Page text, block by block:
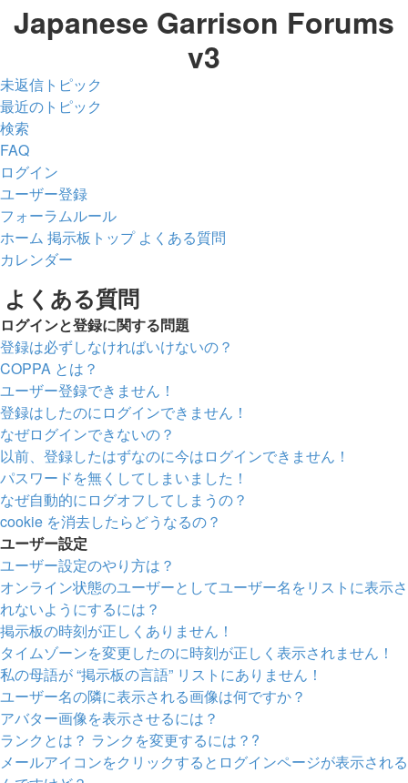
Japanese Garrison Forums
v3
未返信トピック
最近のトピック
検索
FAQ
ログイン
ユーザー登録
フォーラムルール
ホーム 掲示板トップ よくある質問
カレンダー
索よくある質問
ログインと登録に関する問題
登録は必ずしなければいけないの？
COPPA とは？
ユーザー登録できません！
登録はしたのにログインできません！
なぜログインできないの？
以前、登録したはずなのに今はログインできません！
パスワードを無くしてしまいました！
なぜ自動的にログオフしてしまうの？
cookie を消去したらどうなるの？
ユーザー設定
ユーザー設定のやり方は？
オンライン状態のユーザーとしてユーザー名をリストに表示さ
れないようにするには？
掲示板の時刻が正しくありません！
タイムゾーンを変更したのに時刻が正しく表示されません！
私の母語が “掲示板の言語” リストにありません！
ユーザー名の隣に表示される画像は何ですか？
アバター画像を表示させるには？
ランクとは？ ランクを変更するには？?
メールアイコンをクリックするとログインページが表示される